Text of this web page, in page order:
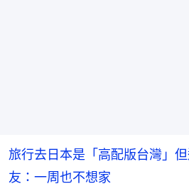
旅行去日本是「高配版台灣」
友：一周也不想家